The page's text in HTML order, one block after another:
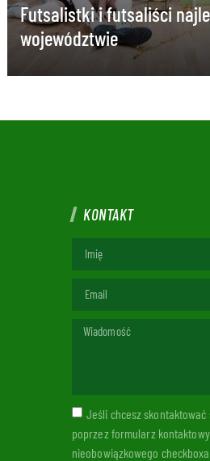
Futsalistki i futsaliści
województwie
KONTAKT
Jeśli chcesz skontaktować
poprzez formularz
nieobowiązkowego